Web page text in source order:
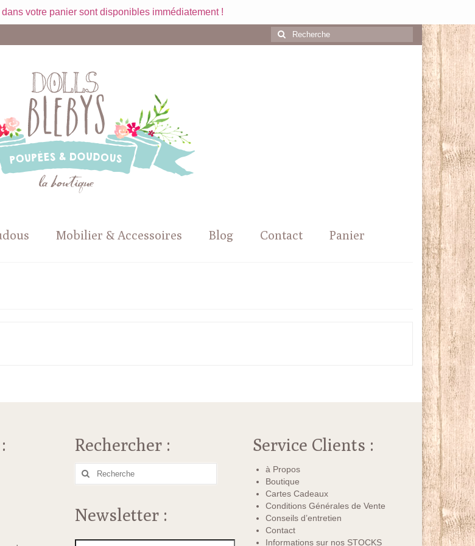
votre panier sont disponibles immédiatement !
Rechercher
:
Mobilier & Accessoires Blog Contact Panier
Rechercher :
Rechercher
Newsletter :
Service Clients :
à Propos
Boutique
Cartes Cadeaux
Conditions Générales de Vente
Conseils d’entretien
Contact
Informations sur nos STOCKS